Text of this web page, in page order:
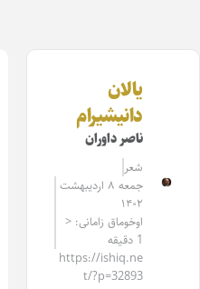
یالان
دانیشیرام
ناصر داوران
شعر
جمعه ۸ اردیبهشت
۱۴۰۲
اوخوماق زامانی: <
1 دقیقه
https://ishiq.ne
t/?p=32893